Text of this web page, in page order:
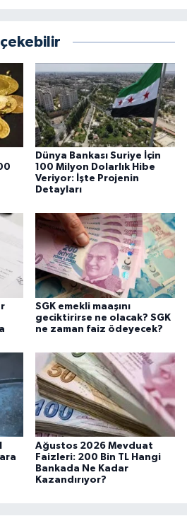
Dünya Bankası Suriye İçin
100 Milyon Dolarlık Hibe
Veriyor: İşte Projenin
Detayları
SGK emekli maaşını
geciktirirse ne olacak? SGK
ne zaman faiz ödeyecek?
Ağustos 2026 Mevduat
Faizleri: 200 Bin TL Hangi
Bankada Ne Kadar
Kazandırıyor?